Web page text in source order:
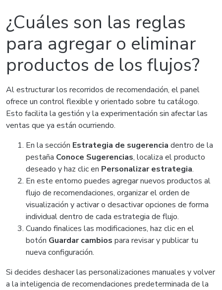
¿Cuáles son las reglas
para agregar o eliminar
productos de los flujos?
Al estructurar los recorridos de recomendación, el panel
ofrece un control flexible y orientado sobre tu catálogo.
Esto facilita la gestión y la experimentación sin afectar las
ventas que ya están ocurriendo.
En la sección Estrategia de sugerencia dentro de la
pestaña Conoce Sugerencias, localiza el producto
deseado y haz clic en Personalizar estrategia.
En este entorno puedes agregar nuevos productos al
flujo de recomendaciones, organizar el orden de
visualización y activar o desactivar opciones de forma
individual dentro de cada estrategia de flujo.
Cuando finalices las modificaciones, haz clic en el
botón Guardar cambios para revisar y publicar tu
nueva configuración.
Si decides deshacer las personalizaciones manuales y volver
a la inteligencia de recomendaciones predeterminada de la